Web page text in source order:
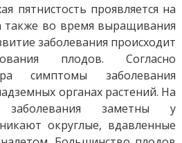
пятнистость проявляется на
также во время выращивания
заболевания происходит
плодов. Согласно
симптомы заболевания
органах растений. На
заболевания заметны у
округлые, вдавленные